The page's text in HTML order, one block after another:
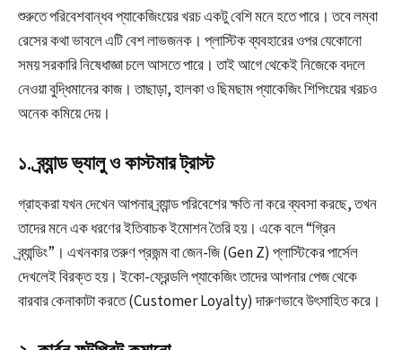
শুরুতে পরিবেশবান্ধব প্যাকেজিংয়ের খরচ একটু বেশি মনে হতে পারে। তবে লম্বা
রেসের কথা ভাবলে এটি বেশ লাভজনক। প্লাস্টিক ব্যবহারের ওপর যেকোনো
সময় সরকারি নিষেধাজ্ঞা চলে আসতে পারে। তাই আগে থেকেই নিজেকে বদলে
নেওয়া বুদ্ধিমানের কাজ। তাছাড়া, হালকা ও ছিমছাম প্যাকেজিং শিপিংয়ের খরচও
অনেক কমিয়ে দেয়।
১. ব্র্যান্ড ভ্যালু ও কাস্টমার ট্রাস্ট
গ্রাহকরা যখন দেখেন আপনার ব্র্যান্ড পরিবেশের ক্ষতি না করে ব্যবসা করছে, তখন
তাদের মনে এক ধরণের ইতিবাচক ইমোশন তৈরি হয়। একে বলে “গ্রিন
ব্র্যান্ডিং”। এখনকার তরুণ প্রজন্ম বা জেন-জি (Gen Z) প্লাস্টিকের পার্সেল
দেখলেই বিরক্ত হয়। ইকো-ফ্রেন্ডলি প্যাকেজিং তাদের আপনার পেজ থেকে
বারবার কেনাকাটা করতে (Customer Loyalty) দারুণভাবে উৎসাহিত করে।